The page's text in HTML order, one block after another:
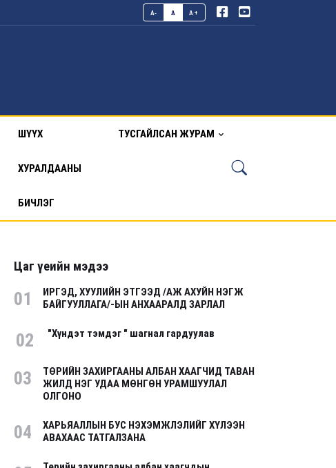
A- A A+
ШҮҮХ
ХУРАЛДААНЫ
БИЧЛЭГ
ТУСГАЙЛСАН ЖУРАМ
Цаг үеийн мэдээ
01
ИРГЭД, ХУУЛИЙН ЭТГЭЭД /АЖ АХУЙН НЭГЖ
БАЙГУУЛЛАГА/-ЫН АНХААРАЛД ЗАРЛАЛ
02 "Хүндэт тэмдэг " шагнал гардуулав
03
ТӨРИЙН ЗАХИРГААНЫ АЛБАН ХААГЧИД ТАВАН
ЖИЛД НЭГ УДАА МӨНГӨН УРАМШУУЛАЛ
ОЛГОНО
04
ХАРЬЯАЛЛЫН БУС НЭХЭМЖЛЭЛИЙГ ХҮЛЭЭН
АВАХААС ТАТГАЛЗАНА